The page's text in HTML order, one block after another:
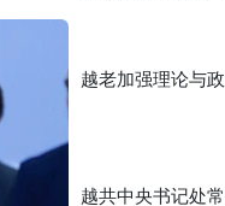
越老加强理论与
越共中央书记处